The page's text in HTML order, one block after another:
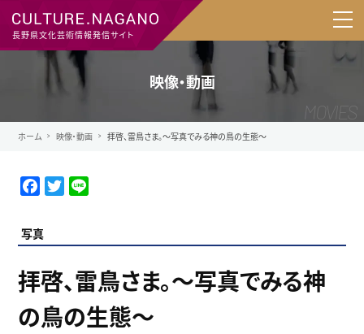
長野県文化芸術情報発信サイト
映像・動画
ホーム 映像・動画 拝啓、雷鳥さま。～写真でみる神の鳥の生態～
写真
F
c
e
o
o
k
T
t
e
e
拝啓、雷鳥さま。～写真でみる神
の鳥の生態～